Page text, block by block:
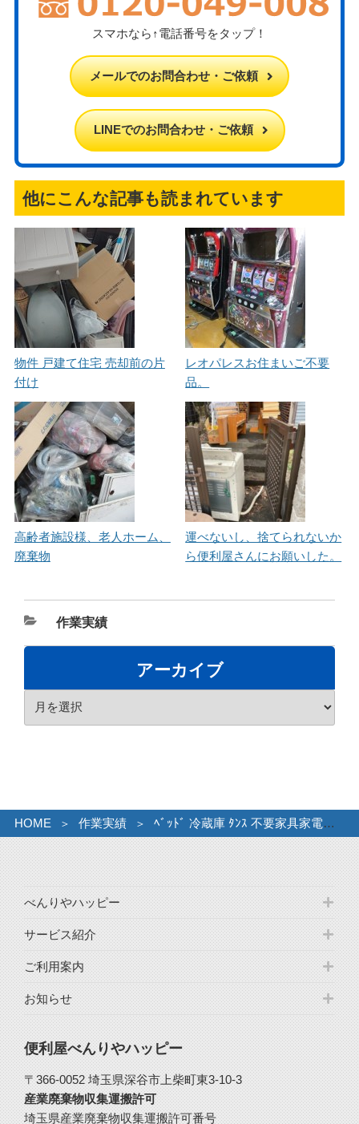
スマホなら↑電話番号をタップ！
メールでのお問合わせ・ご依頼
LINEでのお問合わせ・ご依頼
他にこんな記事も読まれています
物件 戸建て住宅 売却前の片
付け
レオパレスお住まいご不要
品。
高齢者施設様、老人ホーム、
廃棄物
運べないし、捨てられないか
ら便利屋さんにお願いした。
カ
テ
ー
作業実績
アーカイブ
HOME 作業実績 ﾍﾞｯﾄﾞ 冷蔵庫 ﾀﾝｽ 不要家具家電ひきとり
べんりやハッピー
サービス紹介
ご利用案内
お知らせ
便利屋べんりやハッピー
〒366-0052 埼玉県深谷市上柴町東3-10-3
産業廃棄物収集運搬許可
埼玉県産業廃棄物収集運搬許可番号